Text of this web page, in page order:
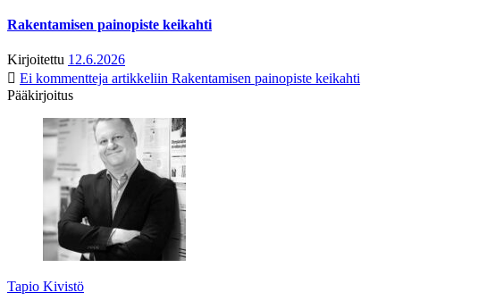
Rakentamisen painopiste keikahti
Kirjoitettu 12.6.2026
Ei kommentteja artikkeliin Rakentamisen painopiste keikahti
Pääkirjoitus
Tapio Kivistö